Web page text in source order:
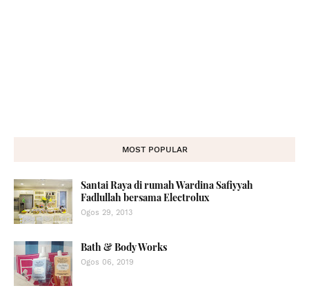
MOST POPULAR
Santai Raya di rumah Wardina Safiyyah
Fadlullah bersama Electrolux
Ogos 29, 2013
Bath & Body Works
Ogos 06, 2019